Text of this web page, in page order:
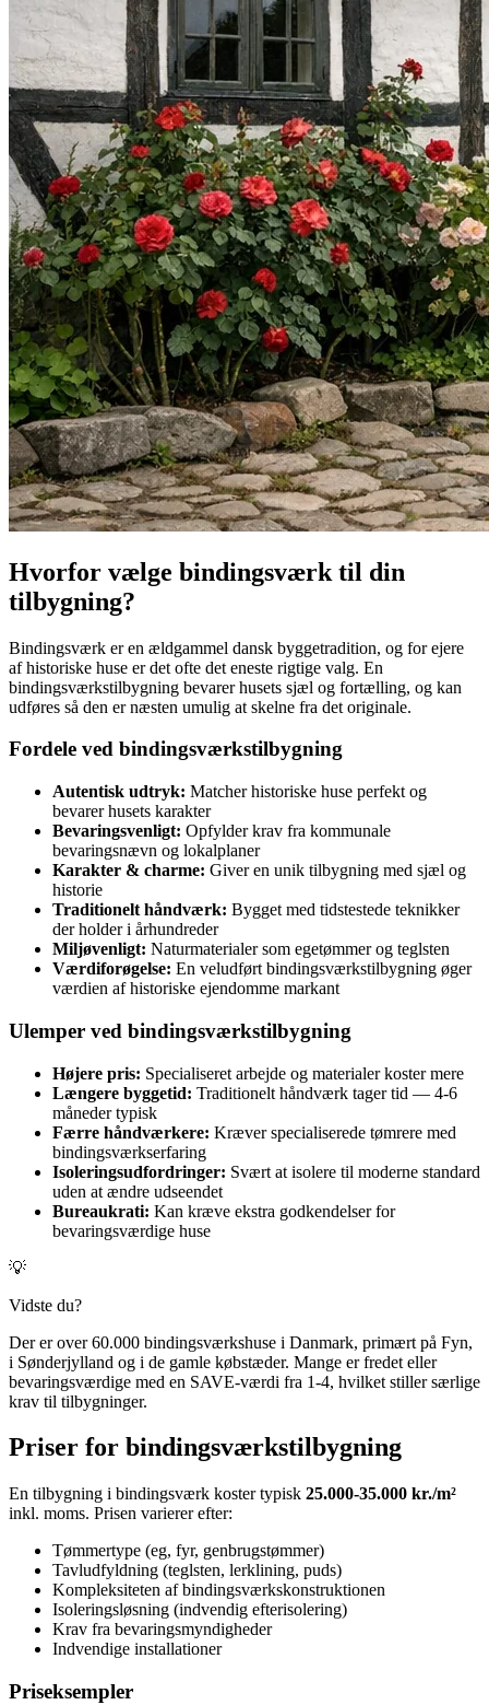
Hvorfor vælge bindingsværk til din
tilbygning?
Bindingsværk er en ældgammel dansk byggetradition, og for ejere
af historiske huse er det ofte det eneste rigtige valg. En
bindingsværkstilbygning bevarer husets sjæl og fortælling, og kan
udføres så den er næsten umulig at skelne fra det originale.
Fordele ved bindingsværkstilbygning
Autentisk udtryk: Matcher historiske huse perfekt og
bevarer husets karakter
Bevaringsvenligt: Opfylder krav fra kommunale
bevaringsnævn og lokalplaner
Karakter & charme: Giver en unik tilbygning med sjæl og
historie
Traditionelt håndværk: Bygget med tidstestede teknikker
der holder i århundreder
Miljøvenligt: Naturmaterialer som egetømmer og teglsten
Værdiforøgelse: En veludført bindingsværkstilbygning øger
værdien af historiske ejendomme markant
Ulemper ved bindingsværkstilbygning
Højere pris: Specialiseret arbejde og materialer koster mere
Længere byggetid: Traditionelt håndværk tager tid — 4-6
måneder typisk
Færre håndværkere: Kræver specialiserede tømrere med
bindingsværkserfaring
Isoleringsudfordringer: Svært at isolere til moderne standard
uden at ændre udseendet
Bureaukrati: Kan kræve ekstra godkendelser for
bevaringsværdige huse
💡
Vidste du?
Der er over 60.000 bindingsværkshuse i Danmark, primært på Fyn,
i Sønderjylland og i de gamle købstæder. Mange er fredet eller
bevaringsværdige med en SAVE-værdi fra 1-4, hvilket stiller særlige
krav til tilbygninger.
Priser for bindingsværkstilbygning
En tilbygning i bindingsværk koster typisk 25.000-35.000 kr./m²
inkl. moms. Prisen varierer efter:
Tømmertype (eg, fyr, genbrugstømmer)
Tavludfyldning (teglsten, lerklining, puds)
Kompleksiteten af bindingsværkskonstruktionen
Isoleringsløsning (indvendig efterisolering)
Krav fra bevaringsmyndigheder
Indvendige installationer
Priseksempler